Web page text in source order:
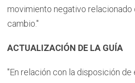
movimiento negativo relacionado
cambio."
ACTUALIZACIÓN DE LA GUÍA
"En relación con la disposición de